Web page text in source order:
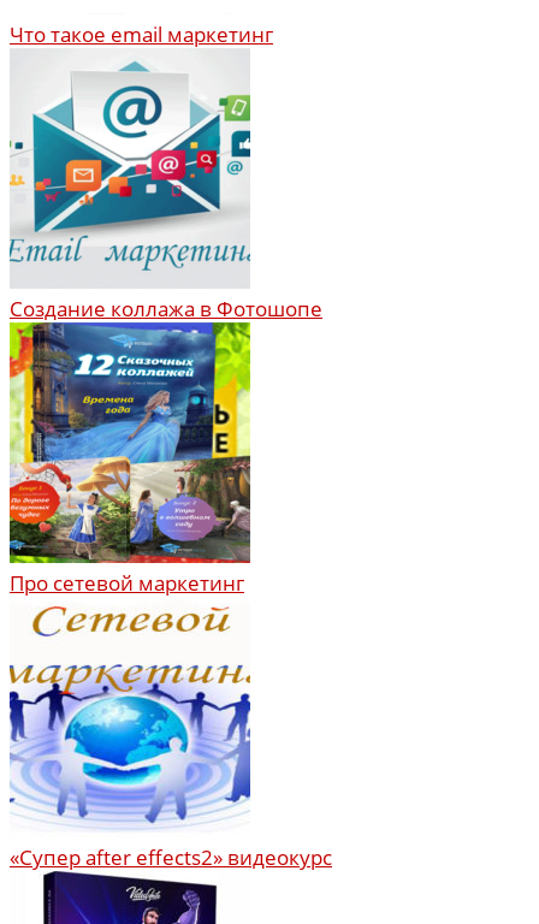
Что такое email маркетинг
Создание коллажа в Фотошопе
Про сетевой маркетинг
«Супер after effects2» видеокурс